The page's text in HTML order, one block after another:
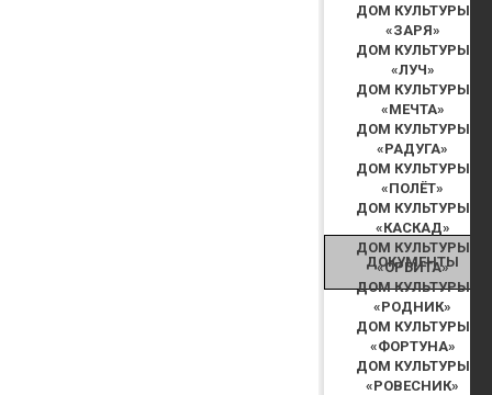
ДОМ КУЛЬТУРЫ
«ЗАРЯ»
ДОМ КУЛЬТУРЫ
«ЛУЧ»
ДОМ КУЛЬТУРЫ
«МЕЧТА»
ДОМ КУЛЬТУРЫ
«РАДУГА»
ДОМ КУЛЬТУРЫ
«ПОЛЁТ»
ДОМ КУЛЬТУРЫ
«КАСКАД»
ДОМ КУЛЬТУРЫ
«ОРБИТА»
ДОМ КУЛЬТУРЫ
«РОДНИК»
ДОМ КУЛЬТУРЫ
«ФОРТУНА»
ДОМ КУЛЬТУРЫ
«РОВЕСНИК»
ДОКУМЕНТЫ